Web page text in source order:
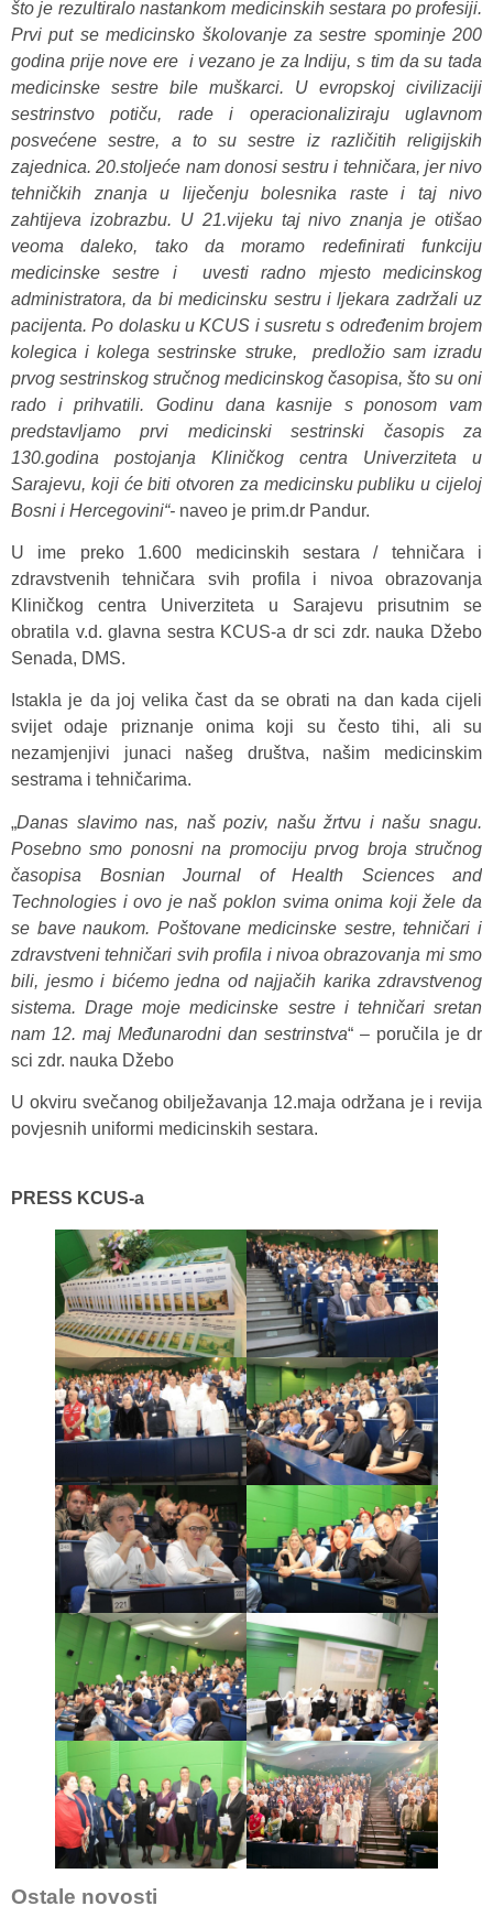
što je rezultiralo nastankom medicinskih sestara po profesiji.
Prvi put se medicinsko školovanje za sestre spominje 200
godina prije nove ere i vezano je za Indiju, s tim da su tada
medicinske sestre bile muškarci. U evropskoj civilizaciji
sestrinstvo potiču, rade i operacionaliziraju uglavnom
posvećene sestre, a to su sestre iz različitih religijskih
zajednica. 20.stoljeće nam donosi sestru i tehničara, jer nivo
tehničkih znanja u liječenju bolesnika raste i taj nivo
zahtijeva izobrazbu. U 21.vijeku taj nivo znanja je otišao
veoma daleko, tako da moramo redefinirati funkciju
medicinske sestre i uvesti radno mjesto medicinskog
administratora, da bi medicinsku sestru i ljekara zadržali uz
pacijenta. Po dolasku u KCUS i susretu s određenim brojem
kolegica i kolega sestrinske struke, predložio sam izradu
prvog sestrinskog stručnog medicinskog časopisa, što su oni
rado i prihvatili. Godinu dana kasnije s ponosom vam
predstavljamo prvi medicinski sestrinski časopis za
130.godina postojanja Kliničkog centra Univerziteta u
Sarajevu, koji će biti otvoren za medicinsku publiku u cijeloj
Bosni i Hercegovini“- naveo je prim.dr Pandur.
U ime preko 1.600 medicinskih sestara /tehničara i
zdravstvenih tehničara svih profila i nivoa obrazovanja
Kliničkog centra Univerziteta u Sarajevu prisutnim se
obratila v.d. glavna sestra KCUS-a dr sci zdr. nauka Džebo
Senada, DMS.
Istakla je da joj velika čast da se obrati na dan kada cijeli
svijet odaje priznanje onima koji su često tihi, ali su
nezamjenjivi junaci našeg društva, našim medicinskim
sestrama i tehničarima.
„Danas slavimo nas, naš poziv, našu žrtvu i našu snagu.
Posebno smo ponosni na promociju prvog broja stručnog
časopisa Bosnian Journal of Health Sciences and
Technologies i ovo je naš poklon svima onima koji žele da
se bave naukom. Poštovane medicinske sestre, tehničari i
zdravstveni tehničari svih profila i nivoa obrazovanja mi smo
bili, jesmo i bićemo jedna od najjačih karika zdravstvenog
sistema. Drage moje medicinske sestre i tehničari sretan
nam 12. maj Međunarodni dan sestrinstva“ – poručila je dr
sci zdr. nauka Džebo
U okviru svečanog obilježavanja 12.maja održana je i revija
povjesnih uniformi medicinskih sestara.
PRESS KCUS-a
Ostale novosti